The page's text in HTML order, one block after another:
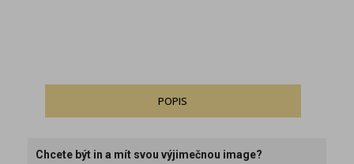
POPIS
Chcete být in a mít svou výjimečnou image?